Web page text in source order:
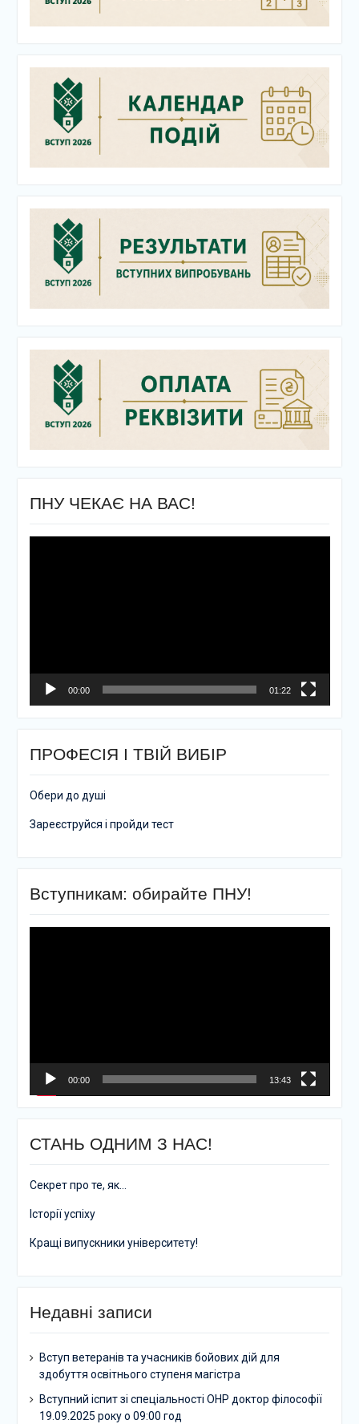
ПНУ ЧЕКАЄ НА ВАС!
00:00 01:22
ПРОФЕСІЯ І ТВІЙ ВИБІР
Обери до душі
Зареєструйся і пройди тест
Вступникам: обирайте ПНУ!
00:00 13:43
СТАНЬ ОДНИМ З НАС!
Секрет про те, як…
Історії успіху
Кращі випускники університету!
Недавні записи
Вступ ветеранів та учасників бойових дій для
здобуття освітнього ступеня магістра
Вступний іспит зі спеціальності ОНР доктор філософії
19.09.2025 року о 09:00 год